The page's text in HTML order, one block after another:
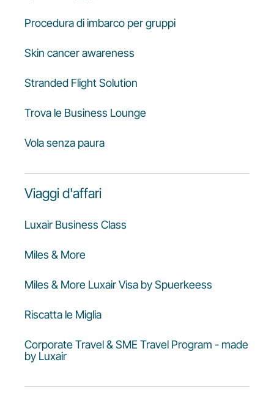
Procedura di imbarco per gruppi
Skin cancer awareness
Stranded Flight Solution
Trova le Business Lounge
Vola senza paura
Viaggi d'affari
Luxair Business Class
Miles & More
Miles & More Luxair Visa by Spuerkeess
Riscatta le Miglia
Corporate Travel & SME Travel Program - made
by Luxair